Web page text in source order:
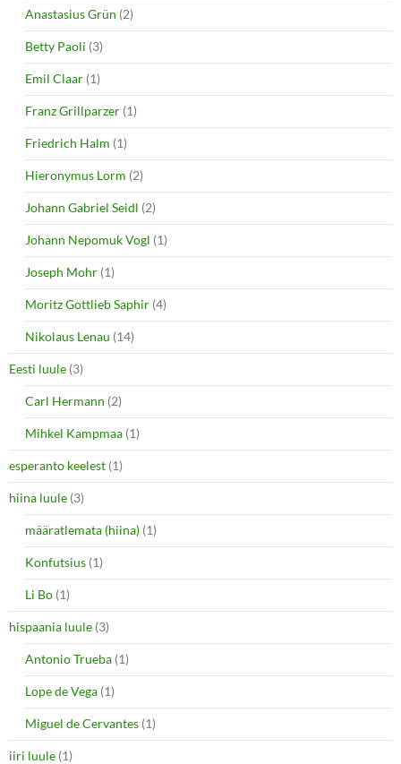
) w
)
Anastasius Grün (2)
Betty Paoli (3)
Emil Claar (1)
Franz Grillparzer (1)
Friedrich Halm (1)
Hieronymus Lorm (2)
Johann Gabriel Seidl (2)
Johann Nepomuk Vogl (1)
Joseph Mohr (1)
Moritz Gottlieb Saphir (4)
Nikolaus Lenau (14)
Eesti luule (3)
Carl Hermann (2)
Mihkel Kampmaa (1)
esperanto keelest (1)
hiina luule (3)
määratlemata (hiina) (1)
Konfutsius (1)
Li Bo (1)
hispaania luule (3)
Antonio Trueba (1)
Lope de Vega (1)
Miguel de Cervantes (1)
iiri luule (1)